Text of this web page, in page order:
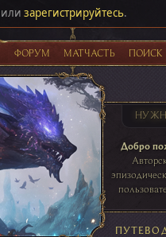
или зарегистрируйтесь.
ФОРУМ МАТЧАСТЬ ПОИСК
Добро
41